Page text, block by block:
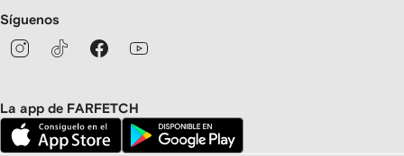
Síguenos
La app de FARFETCH